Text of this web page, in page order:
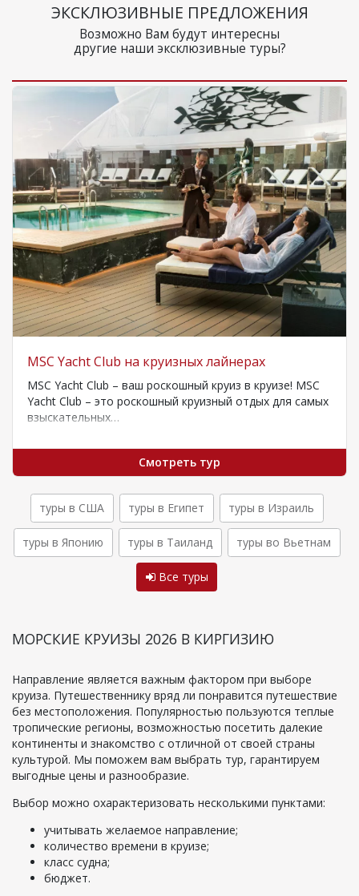
ЭКСКЛЮЗИВНЫЕ ПРЕДЛОЖЕНИЯ
Возможно Вам будут интересны
другие наши эксклюзивные туры?
MSC Yacht Club на круизных лайнерах
MSC Yacht Club – ваш роскошный круиз в круизе! MSC
Yacht Club – это роскошный круизный отдых для самых
взыскательных…
Смотреть тур
туры в США туры в Египет туры в Израиль
туры в Японию туры в Таиланд туры во Вьетнам
Все туры
МОРСКИЕ КРУИЗЫ 2026 В КИРГИЗИЮ
Направление является важным фактором при выборе
круиза. Путешественнику вряд ли понравится путешествие
без местоположения. Популярностью пользуются теплые
тропические регионы, возможностью посетить далекие
континенты и знакомство с отличной от своей страны
культурой. Мы поможем вам выбрать тур, гарантируем
выгодные цены и разнообразие.
Выбор можно охарактеризовать несколькими пунктами:
учитывать желаемое направление;
количество времени в круизе;
класс судна;
бюджет.